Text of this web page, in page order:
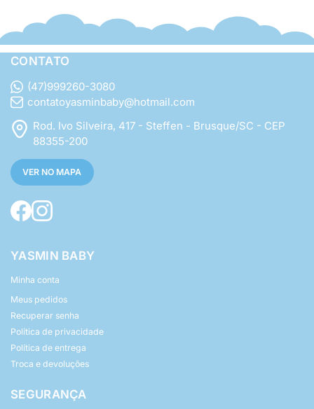
CONTATO
(47)999260-3080
contatoyasminbaby@hotmail.com
Rod. Ivo Silveira, 417 - Steffen - Brusque/SC - CEP
88355-200
VER NO MAPA
YASMIN BABY
Minha conta
Meus pedidos
Recuperar senha
Política de privacidade
Política de entrega
Troca e devoluções
SEGURANÇA